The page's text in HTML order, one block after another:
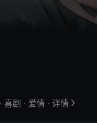
· 喜剧 · 爱情 · 详情 